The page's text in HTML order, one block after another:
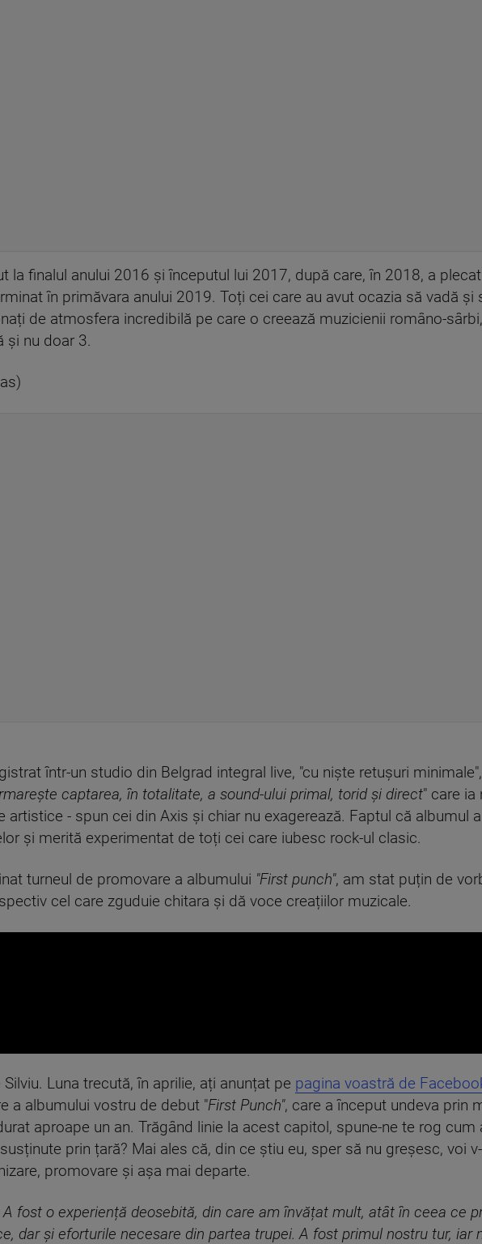
la finalul anului 2016 și începutul lui 2017, după care, în 2018, a
în primăvara anului 2019. Toți cei care au avut ocazia să vadă și
de atmosfera incredibilă pe care o creează muzicienii româno-
și nu doar 3.
într-un studio din Belgrad integral live, "cu niște retușuri
captarea, în totalitate, a sound-ului primal, torid și direct" care ia
- spun cei din Axis și chiar nu exagerează. Faptul că albumul
și merită experimentat de toți cei care iubesc rock-ul clasic.
turneul de promovare a albumului "First punch", am stat puțin de
cel care zguduie chitara și dă voce creațiilor muzicale.
Silviu. Luna trecută, în aprilie, ați anunțat pe pagina voastră de
a albumului vostru de debut "First Punch", care a început undeva prin
aproape un an. Trăgând linie la acest capitol, spune-ne te rog
prin țară? Mai ales că, din ce știu eu, sper să nu greșesc, voi
promovare și așa mai departe.
fost o experiență deosebită, din care am învățat mult, atât în ceea ce
dar și eforturile necesare din partea trupei. A fost primul nostru tur, iar